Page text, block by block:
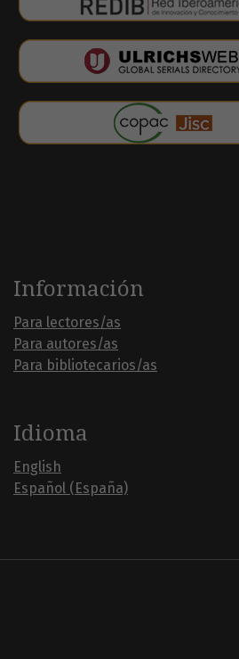
Información
Para lectores/as
Para autores/as
Para bibliotecarios/as
Idioma
English
Español (España)